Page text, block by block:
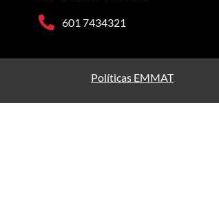
601 7434321
Políticas EMMAT